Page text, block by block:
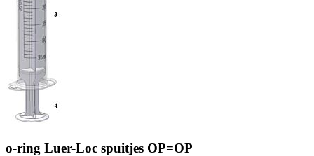
o-ring Luer-Loc spuitjes OP=OP